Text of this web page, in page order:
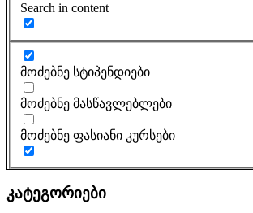
Search in content
მოძებნე სტიპენდიები
მოძებნე მასწავლებლები
მოძებნე ფასიანი კურსები
კატეგორიები